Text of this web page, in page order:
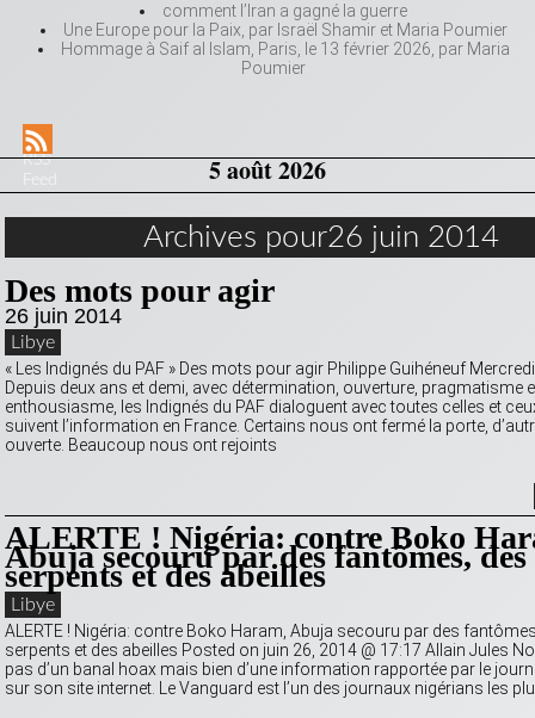
comment l’Iran a gagné la guerre
Une Europe pour la Paix, par Israël Shamir et Maria Poumier
Hommage à Saif al Islam, Paris, le 13 février 2026, par Maria
Poumier
RSS
Feed
5 août 2026
Archives pour26 juin 2014
Des mots pour agir
26 juin 2014
Libye
« Les Indignés du PAF » Des mots pour agir Philippe Guihéneuf
Depuis deux ans et demi, avec détermination, ouverture, pragmatisme
enthousiasme, les Indignés du PAF dialoguent avec toutes celles et
suivent l’information en France. Certains nous ont fermé la porte,
ouverte. Beaucoup nous ont rejoints
ALERTE ! Nigéria: contre Boko
Abuja secouru par des fantômes, des
serpents et des abeilles
Libye
ALERTE ! Nigéria: contre Boko Haram, Abuja secouru par des
serpents et des abeilles Posted on juin 26, 2014 @ 17:17 Allain Jules
pas d’un banal hoax mais bien d’une information rapportée par le
sur son site internet. Le Vanguard est l’un des journaux nigérians les